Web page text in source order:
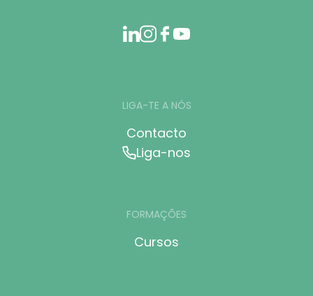
LIGA-TE A NÓS
Contacto
Liga-nos
FORMAÇÕES
Cursos